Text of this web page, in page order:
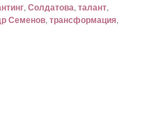
,Солдатова,талант,
Семенов,трансформация,